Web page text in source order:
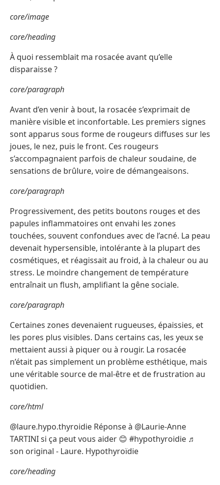
core/image
core/heading
À quoi ressemblait ma rosacée avant qu’elle
disparaisse ?
core/paragraph
Avant d’en venir à bout, la rosacée s’exprimait de
manière visible et inconfortable. Les premiers signes
sont apparus sous forme de rougeurs diffuses sur les
joues, le nez, puis le front. Ces rougeurs
s’accompagnaient parfois de chaleur soudaine, de
sensations de brûlure, voire de démangeaisons.
core/paragraph
Progressivement, des petits boutons rouges et des
papules inflammatoires ont envahi les zones
touchées, souvent confondues avec de l’acné. La peau
devenait hypersensible, intolérante à la plupart des
cosmétiques, et réagissait au froid, à la chaleur ou au
stress. Le moindre changement de température
entraînait un flush, amplifiant la gêne sociale.
core/paragraph
Certaines zones devenaient rugueuses, épaissies, et
les pores plus visibles. Dans certains cas, les yeux se
mettaient aussi à piquer ou à rougir. La rosacée
n’était pas simplement un problème esthétique, mais
une véritable source de mal-être et de frustration au
quotidien.
core/html
@laure.hypo.thyroidie Réponse à @Laurie-Anne
TARTINI si ça peut vous aider 😊 #hypothyroidie ♬
son original - Laure. Hypothyroïdie
core/heading